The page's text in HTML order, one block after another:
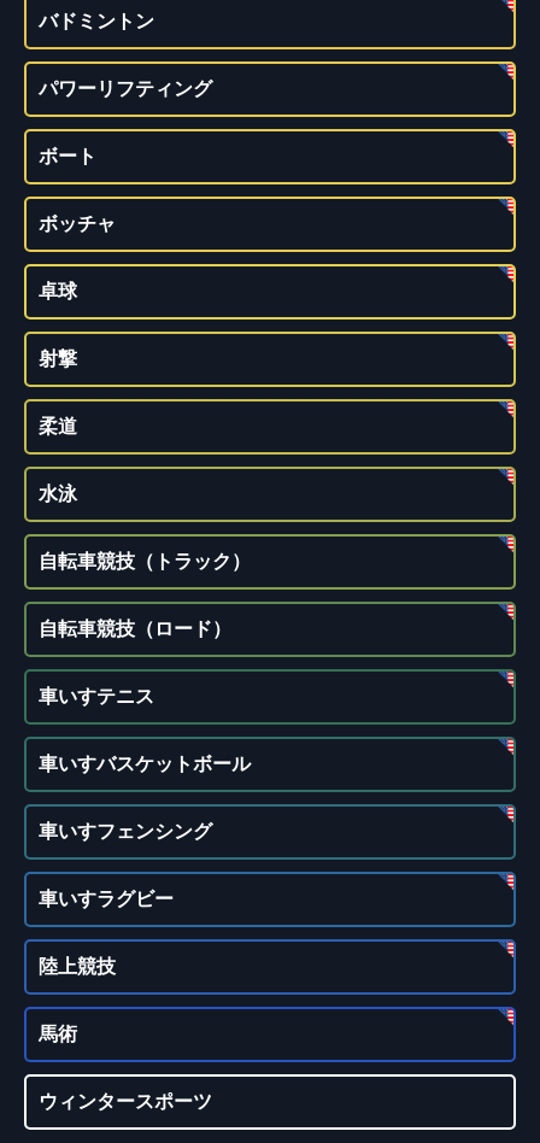
バドミントン
パワーリフティング
ボート
ボッチャ
卓球
射撃
柔道
水泳
自転車競技（トラック）
自転車競技（ロード）
車いすテニス
車いすバスケットボール
車いすフェンシング
車いすラグビー
陸上競技
馬術
ウィンタースポーツ